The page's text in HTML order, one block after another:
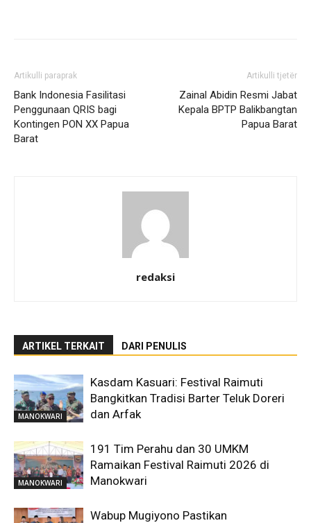
Artikulli paraprak
Bank Indonesia Fasilitasi
Penggunaan QRIS bagi
Kontingen PON XX Papua
Barat
Artikulli tjetër
Zainal Abidin Resmi Jabat
Kepala BPTP Balikbangtan
Papua Barat
redaksi
ARTIKEL TERKAIT DARI PENULIS
MANOKWARI
Kasdam Kasuari: Festival Raimuti
Bangkitkan Tradisi Barter Teluk Doreri
dan Arfak
MANOKWARI
191 Tim Perahu dan 30 UMKM
Ramaikan Festival Raimuti 2026 di
Manokwari
Wabup Mugiyono Pastikan